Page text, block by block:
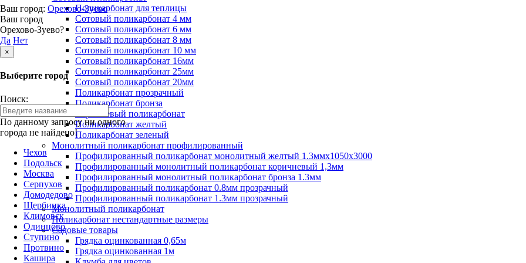
Ваш город: Орехово-Зуево
Ваш город
Орехово-Зуево?
Да Нет
×
Выберите город
Поиск:
По данному запросу ни одного
города не найдено!
Чехов
Подольск
Москва
Серпухов
Домодедово
Щербинка
Климовск
Одинцово
Ступино
Протвино
Кашира
Поликарбонат для теплицы
Сотовый поликарбонат 4 мм
Сотовый поликарбонат 6 мм
Сотовый поликарбонат 8 мм
Сотовый поликарбонат 10 мм
Сотовый поликарбонат 16мм
Сотовый поликарбонат 25мм
Сотовый поликарбонат 20мм
Поликарбонат прозрачный
Поликарбонат бронза
Коричневый поликарбонат
Поликарбонат желтый
Поликарбонат зеленый
Монолитный поликарбонат профилированный
Профилированный поликарбонат монолитный желтый 1.3ммх1050х3000
Профилированный монолитный поликарбонат коричневый 1,3мм
Профилированный монолитный поликарбонат бронза 1.3мм
Профилированный поликарбонат 0.8мм прозрачный
Профилированный поликарбонат 1.3мм прозрачный
Монолитный поликарбонат
Поликарбонат нестандартные размеры
Садовые товары
Грядка оцинкованная 0,65м
Грядка оцинкованная 1м